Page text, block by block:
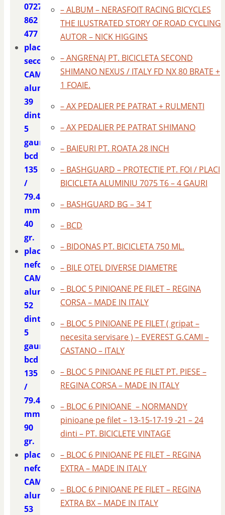
0727
862
477
placa
second
CAMPAGNOLO
aluminiu
39
dinti
5
gauri
bcd
135
/
79.4
mm.
40
gr.
placa
nefolosita
CAMPAGNOLO
aluminiu
52
dinti
5
gauri
bcd
135
/
79.4
mm.
90
gr.
placa
nefolosita
CAMPAGNOLO
aluminiu
53
– ALBUM – NERASFOIT RACING BICYCLES
THE ILUSTRATED STORY OF ROAD CYCLING
AUTOR – NICK HIGGINS
– ANGRENAJ PT. BICICLETA SECOND
SHIMANO NEXUS / ITALY FD NX 80 BRATE +
1 FOAIE.
– AX PEDALIER PE PATRAT + RULMENTI
– AX PEDALIER PE PATRAT SHIMANO
– BAIEURI PT. ROATA 28 INCH
– BASHGUARD – PROTECTIE PT. FOI / PLACI
BICICLETA ALUMINIU 7075 T6 – 4 GAURI
– BASHGUARD BG – 34 T
– BCD
– BIDONAS PT. BICICLETA 750 ML.
– BILE OTEL DIVERSE DIAMETRE
– BLOC 5 PINIOANE PE FILET – REGINA
CORSA – MADE IN ITALY
– BLOC 5 PINIOANE PE FILET ( gripat –
necesita servisare ) – EVEREST G.CAMI –
CASTANO – ITALY
– BLOC 5 PINIOANE PE FILET PT. PIESE –
REGINA CORSA – MADE IN ITALY
– BLOC 6 PINIOANE – NORMANDY
pinioane pe filet – 13-15-17-19 -21 – 24
dinti – PT. BICICLETE VINTAGE
– BLOC 6 PINIOANE PE FILET – REGINA
EXTRA – MADE IN ITALY
– BLOC 6 PINIOANE PE FILET – REGINA
EXTRA BX – MADE IN ITALY